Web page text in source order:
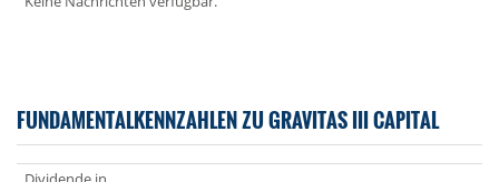
FUNDAMENTALKENNZAHLEN ZU GRAVITAS III CAPITAL